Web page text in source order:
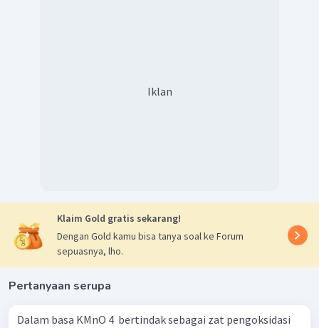
Iklan
Klaim Gold gratis sekarang!
Dengan Gold kamu bisa tanya soal ke Forum
sepuasnya, lho.
Pertanyaan serupa
Dalam basa KMnO 4 ​ bertindak sebagai zat pengoksidasi